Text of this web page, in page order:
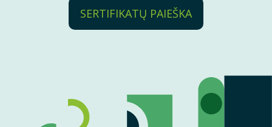
SERTIFIKATŲ PAIEŠKA